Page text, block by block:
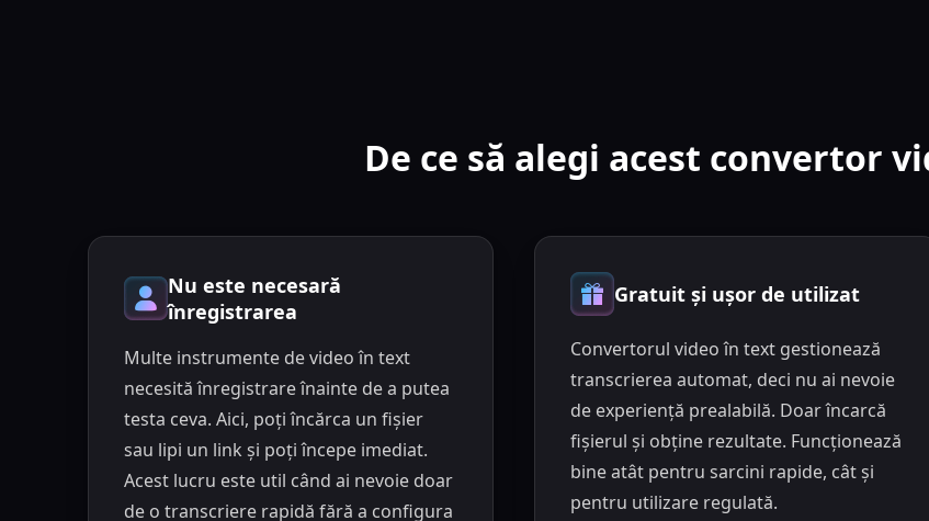
De ce să alegi acest convertor
Nu este necesară
înregistrarea
Multe instrumente de video în text
necesită înregistrare înainte de a putea
testa ceva. Aici, poți încărca un fișier
sau lipi un link și poți începe imediat.
Acest lucru este util când ai nevoie doar
de o transcriere rapidă fără a configura
Gratuit și ușor de utilizat
Convertorul video în text gestionează
transcrierea automat, deci nu ai nevoie
de experiență prealabilă. Doar încarcă
fișierul și obține rezultate. Funcționează
bine atât pentru sarcini rapide, cât și
pentru utilizare regulată.